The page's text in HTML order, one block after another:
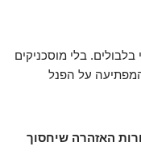
בלי מוסכניקים
על הפנל
האזהרה שיחסוך